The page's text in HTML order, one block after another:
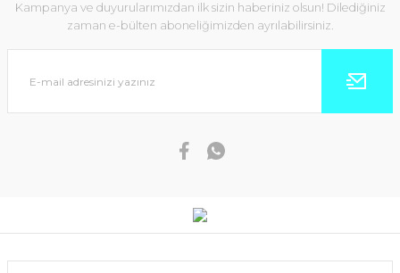
Kampanya ve duyurularımızdan ilk sizin haberiniz olsun! Dilediğiniz
zaman e-bülten aboneliğimizden ayrılabilirsiniz.